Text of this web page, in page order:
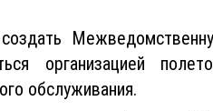
государств, в
организацией